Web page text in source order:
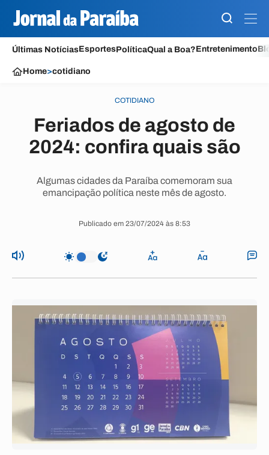
Últimas NotíciasEsportesPolíticaQual a Boa?Entretenimento
Home>cotidiano
COTIDIANO
Feriados de agosto de
2024: confira quais são
Algumas cidades da Paraíba comemoram sua
emancipação política neste mês de agosto.
Publicado em 23/07/2024 às 8:53